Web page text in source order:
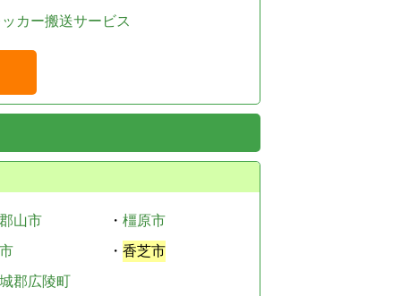
カー搬送サービス
山市 ・ 橿原市
・ 香芝市
郡広陵町